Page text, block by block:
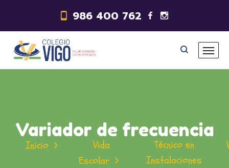
986 400 762
Variador de frecuencia
Inicio
Vida
Escolar
Técnico en
Instalaciones